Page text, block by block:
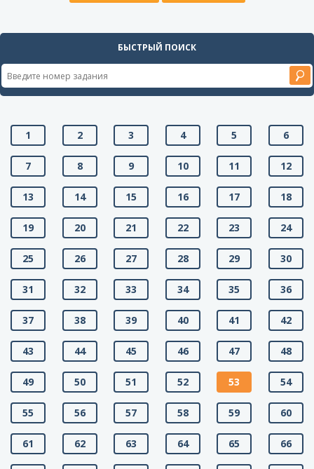
БЫСТРЫЙ ПОИСК
1 2 3 4 5 6
7 8 9 10 11 12
13 14 15 16 17 18
19 20 21 22 23 24
25 26 27 28 29 30
31 32 33 34 35 36
37 38 39 40 41 42
43 44 45 46 47 48
49 50 51 52 53 54
55 56 57 58 59 60
61 62 63 64 65 66